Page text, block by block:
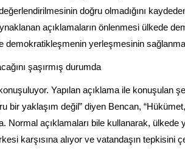
doğru olmadığını
açıklamaların önlenmesi ülkede
demokratikleşmenin yerleşmesinin
şaşırmış durumda
Yapılan açıklama ile konuşulan
bir yaklaşım değil” diyen Bencan,
Normal açıklamaları bile kullanarak,
karşısına alıyor ve vatandaşın tepkisini